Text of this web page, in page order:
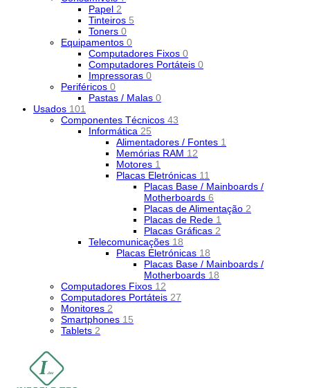
Papel 2
Tinteiros 5
Toners 0
Equipamentos 0
Computadores Fixos 0
Computadores Portáteis 0
Impressoras 0
Periféricos 0
Pastas / Malas 0
Usados 101
Componentes Técnicos 43
Informática 25
Alimentadores / Fontes 1
Memórias RAM 12
Motores 1
Placas Eletrónicas 11
Placas Base / Mainboards /
Motherboards 6
Placas de Alimentação 2
Placas de Rede 1
Placas Gráficas 2
Telecomunicações 18
Placas Eletrónicas 18
Placas Base / Mainboards /
Motherboards 18
Computadores Fixos 12
Computadores Portáteis 27
Monitores 2
Smartphones 15
Tablets 2